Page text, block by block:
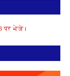
पर भेजे।